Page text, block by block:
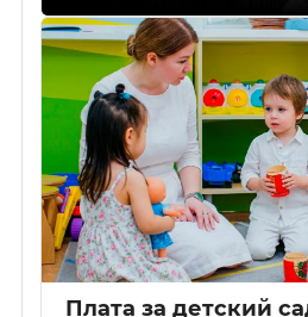
Плата за детский